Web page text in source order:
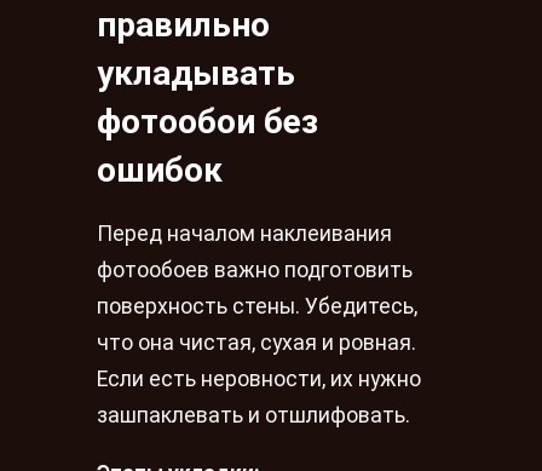
правильно
укладывать
фотообои без
ошибок
Перед началом наклеивания
фотообоев важно подготовить
поверхность стены. Убедитесь,
что она чистая, сухая и ровная.
Если есть неровности, их нужно
зашпаклевать и отшлифовать.